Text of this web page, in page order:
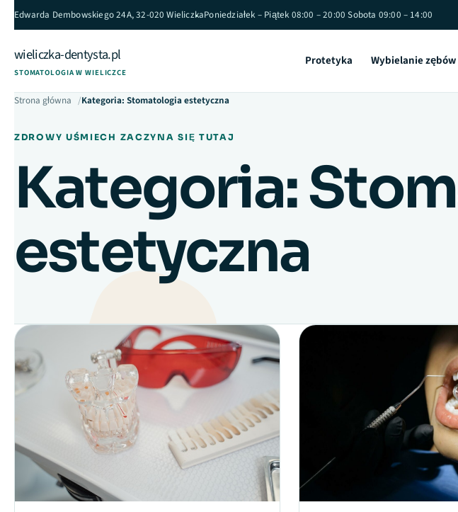
Przejdź do treści
Edwarda Dembowskiego 24A, 32-020 WieliczkaPoniedziałek – Piątek 08:00 – 20:00 Sobota 09:00 – 14:00
wieliczka-dentysta.pl
STOMATOLOGIA W WIELICZCE
Protetyka Wybielanie zębów
Strona główna Kategoria: Stomatologia estetyczna
ZDROWY UŚMIECH ZACZYNA SIĘ TUTAJ
Kategoria:
estetyczna